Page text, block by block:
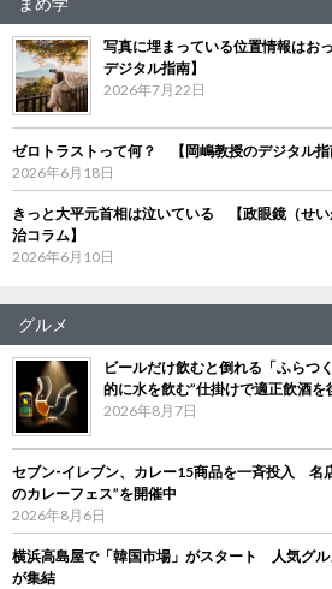
写真に埋まっている位置情報は
デジタル指南】
2026年7月22日
ゼロトラストって何？ 【岡嶋教授のデジタル指
2026年6月18日
きっと大平元首相は泣いている 【政眼鏡（せ
治コラム】
2026年6月10日
グルメ
ビールだけ飲むと倒れる「ふらつ
的に水を飲む”仕掛けで適正飲酒を
2026年8月7日
セブン‐イレブン、カレー15商品を一斉投入 名
のカレーフェス”を開催中
2026年8月6日
横浜高島屋で「韓国市場」がスタート 人気グ
が集結